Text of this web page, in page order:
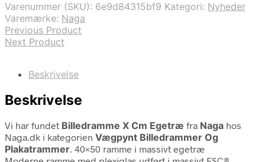
Varenummer (SKU): 6e9d84315bf9 Kategori: Nyheder
Varemærke: Naga
Previous Product
Next Product
Beskrivelse
Beskrivelse
Vi har fundet Billedramme X Cm Egetræ fra Naga hos
Naga.dk i kategorien Vægpynt Billedrammer Og
Plakatrammer. 40×50 ramme i massivt egetræ